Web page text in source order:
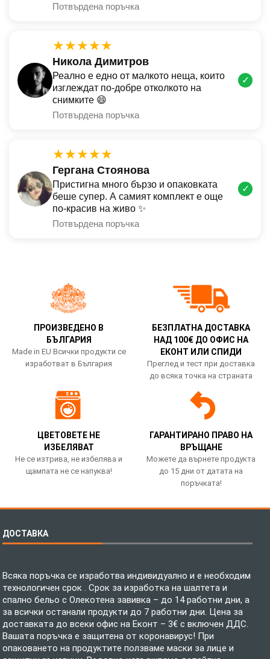
Потвърдена поръчка
★★★★★
Никола Димитров
Реално е едно от малкото неща, които
изглеждат по-добре отколкото на
снимките 😄
Потвърдена поръчка
✓
★★★★★
Гергана Стоянова
Пристигна много бързо и опаковката
беше супер. А самият комплект е още
по-красив на живо ✨
Потвърдена поръчка
✓
ПРОИЗВЕДЕНО В
БЪЛГАРИЯ
Made in EU Всички продукти се
изработват в България
БЕЗПЛАТНА ДОСТАВКА
НАД 100€ ДО ОФИС НА
ЕКОНТ ИЛИ СПИДИ
Преглед и тест при доставка
до всяка точка на страната
ЦВЕТОВЕТЕ НЕ
ИЗБЕЛЯВАТ
Не се изтрива, не избелява и
щампата не се напуква!
ГАРАНТИРАНО ПРАВО НА
ВРЪЩАНЕ
Можете да върнете продукта
до 15 дни от датата на
поръчката!
ДОСТАВКА
Всяка поръчка се изработва индивидуално и е необходим
технологичен срок . Срок за изработка на шалтета и
спално бельо с Олекотена завивка – до 14 работни дни, а
за всички останали продукти до 7 работни дни. Цена за
доставката до всеки офис на Еконт – 3€ с включен ДДС.
Вашата поръчка е защитена от коронавирус! При
опаковането на продуктите ползваме маски за лице и